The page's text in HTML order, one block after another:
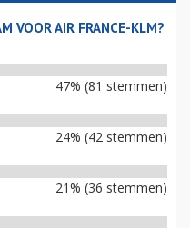
VOOR AIR FRANCE-KLM?
47% (81 stemmen)
24% (42 stemmen)
21% (36 stemmen)